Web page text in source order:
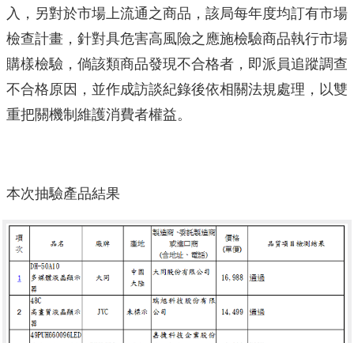
入，另對於市場上流通之商品，該局每年度均訂有市場
檢查計畫，針對具危害高風險之應施檢驗商品執行市場
購樣檢驗，倘該類商品發現不合格者，即派員追蹤調查
不合格原因，並作成訪談紀錄後依相關法規處理，以雙
重把關機制維護消費者權益。
本次抽驗產品結果